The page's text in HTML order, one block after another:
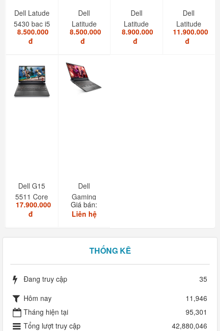
Dell Latude
5430 bạc i5
1235U/8GB/SSD...
8.500.000
đ
Dell
Latitude
5420 i7
1185G7/RAM
8.500.000
đ
Dell
Latitude
5520 I5
1145G7/RAM
8.900.000
đ
Dell
Latitude
7420 i7
2in1 touch
11.900.000
đ
Dell G15
5511 Core
i7 11850H
RAM
17.900.000
đ
Dell
Gaming
G15-5511
Giá bán:
Liên hệ
THỐNG KÊ
Đang truy cập
35
Hôm nay
11,946
Tháng hiện tại
95,301
Tổng lượt truy cập
42,880,046